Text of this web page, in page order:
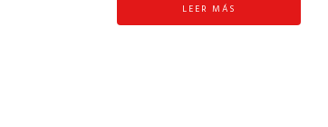
LEER MÁS